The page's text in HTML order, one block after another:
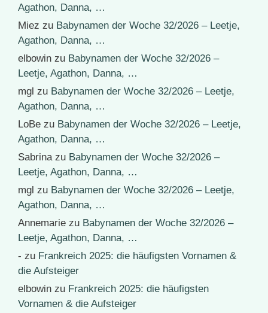
Agathon, Danna, …
Miez zu Babynamen der Woche 32/2026 – Leetje,
Agathon, Danna, …
elbowin zu Babynamen der Woche 32/2026 –
Leetje, Agathon, Danna, …
mgl zu Babynamen der Woche 32/2026 – Leetje,
Agathon, Danna, …
LoBe zu Babynamen der Woche 32/2026 – Leetje,
Agathon, Danna, …
Sabrinazu Babynamen der Woche 32/2026 –
Leetje, Agathon, Danna, …
mgl zu Babynamen der Woche 32/2026 – Leetje,
Agathon, Danna, …
Annemarie zu Babynamen der Woche 32/2026 –
Leetje, Agathon, Danna, …
- zu Frankreich 2025: die häufigsten Vornamen &
die Aufsteiger
elbowin zu Frankreich 2025: die häufigsten
Vornamen & die Aufsteiger